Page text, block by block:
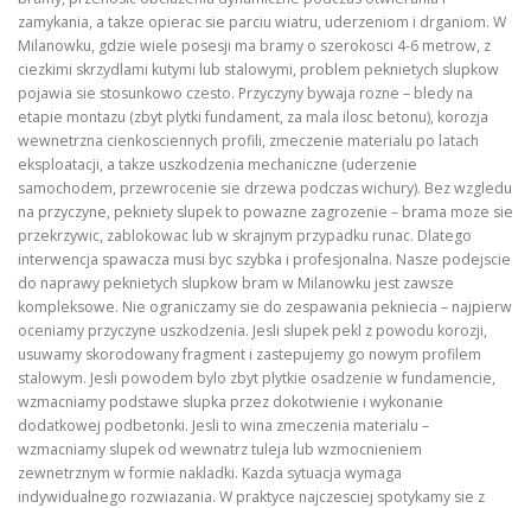
zamykania, a takze opierac sie parciu wiatru, uderzeniom i drganiom. W
Milanowku, gdzie wiele posesji ma bramy o szerokosci 4-6 metrow, z
ciezkimi skrzydlami kutymi lub stalowymi, problem peknietych slupkow
pojawia sie stosunkowo czesto. Przyczyny bywaja rozne – bledy na
etapie montazu (zbyt plytki fundament, za mala ilosc betonu), korozja
wewnetrzna cienkosciennych profili, zmeczenie materialu po latach
eksploatacji, a takze uszkodzenia mechaniczne (uderzenie
samochodem, przewrocenie sie drzewa podczas wichury). Bez wzgledu
na przyczyne, pekniety slupek to powazne zagrozenie – brama moze sie
przekrzywic, zablokowac lub w skrajnym przypadku runac. Dlatego
interwencja spawacza musi byc szybka i profesjonalna. Nasze podejscie
do naprawy peknietych slupkow bram w Milanowku jest zawsze
kompleksowe. Nie ograniczamy sie do zespawania pekniecia – najpierw
oceniamy przyczyne uszkodzenia. Jesli slupek pekl z powodu korozji,
usuwamy skorodowany fragment i zastepujemy go nowym profilem
stalowym. Jesli powodem bylo zbyt plytkie osadzenie w fundamencie,
wzmacniamy podstawe slupka przez dokotwienie i wykonanie
dodatkowej podbetonki. Jesli to wina zmeczenia materialu –
wzmacniamy slupek od wewnatrz tuleja lub wzmocnieniem
zewnetrznym w formie nakladki. Kazda sytuacja wymaga
indywidualnego rozwiazania. W praktyce najczesciej spotykamy sie z